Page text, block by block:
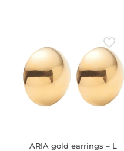
ARIA gold earrings – L